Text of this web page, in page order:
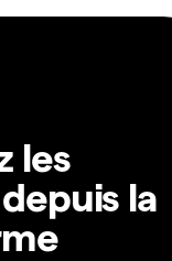
les
la